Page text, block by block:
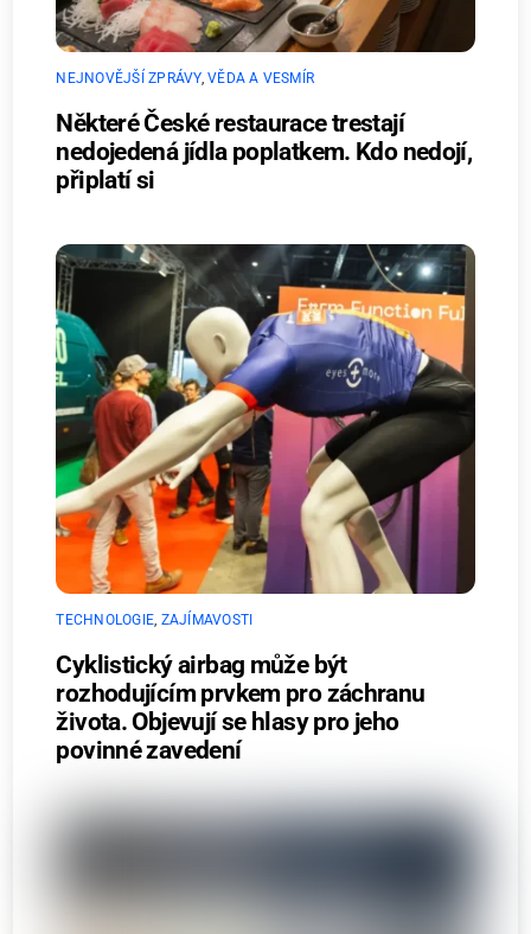
NEJNOVĚJŠÍ ZPRÁVY,VĚDA A VESMÍR
Některé České restaurace trestají
nedojedená jídla poplatkem. Kdo nedojí,
připlatí si
TECHNOLOGIE, ZAJÍMAVOSTI
Cyklistický airbag může být
rozhodujícím prvkem pro záchranu
života. Objevují se hlasy pro jeho
povinné zavedení